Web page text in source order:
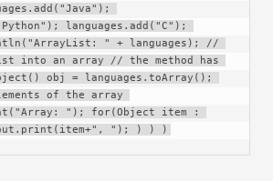
languages.add("C");
" + languages); //
into an array // the method has
obj = languages.toArray();
of the array
"); for(Object item :
"); ) ) )